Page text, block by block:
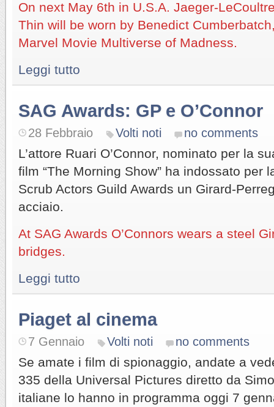
On next May 6th in U.S.A. Jaeger-
Thin will be worn by Benedict
Marvel Movie Multiverse of Madness.
Leggi tutto
SAG Awards: GP e O’Connor
28 Febbraio Volti noti no comments
L’attore Ruari O’Connor, nominato per la
film “The Morning Show” ha indossato per
Scrub Actors Guild Awards un Girard-
acciaio.
At SAG Awards O’Connors wears a steel
bridges.
Leggi tutto
Piaget al cinema
7 Gennaio Volti noti no comments
Se amate i film di spionaggio, andate a
335 della Universal Pictures diretto da
italiane lo hanno in programma oggi 7